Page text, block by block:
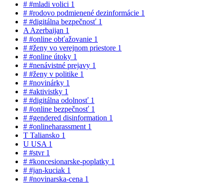
# #mladi volici 1
# #rodovo podmienené dezinformácie 1
# #digitálna bezpečnosť 1
A Azerbaijan 1
# #online obťažovanie 1
# #ženy vo verejnom priestore 1
# #online útoky 1
# #nenávistné prejavy 1
# #ženy v politike 1
# #novinárky 1
# #aktivistky 1
# #digitálna odolnosť 1
# #online bezpečnosť 1
# #gendered disinformation 1
# #onlineharassment 1
T Taliansko 1
U USA 1
# #stvr 1
# #koncesionarske-poplatky 1
# #jan-kuciak 1
# #novinarska-cena 1